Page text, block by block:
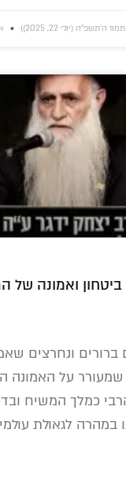
(יולי 22, 2025))
ואמונה של
ברורים ונחרצים
שמעורר על האמונה
כמלך המשיח
במהרה לגאולת